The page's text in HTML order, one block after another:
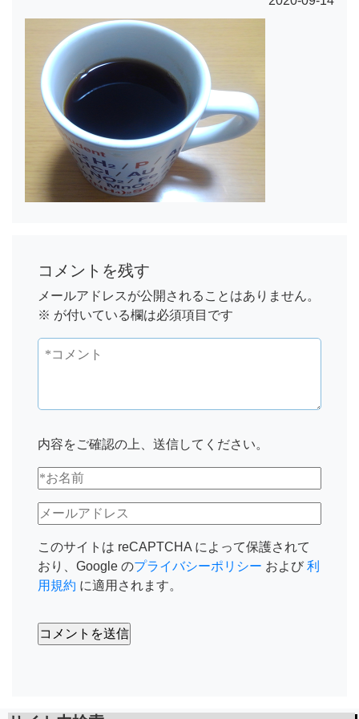
コメントを残す
メールアドレスが公開されることはありません。
※ が付いている欄は必須項目です
内容をご確認の上、送信してください。
このサイトは reCAPTCHA によって保護されて
おり、Google のプライバシーポリシー および 利
用規約 に適用されます。